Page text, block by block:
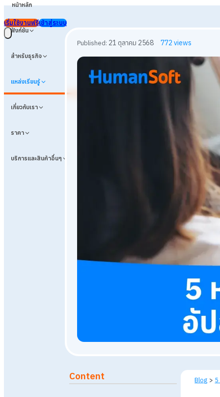
หน้าหลัก
ฟังก์ชัน
สำหรับธุรกิจ
แหล่งเรียนรู้
เกี่ยวกับเรา
ราคา
บริการและสินค้าอื่นๆ
เริ่มใช้งานฟรีเข้าสู่ระบบ
21 ตุลาคม 2568 772views